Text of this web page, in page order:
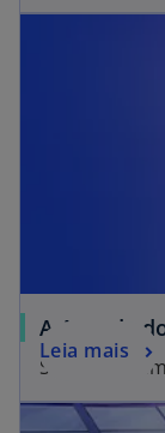
A Agenda
Segundo
Leia mais